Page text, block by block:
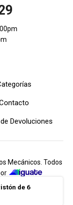
Devoluciones
Mecánicos. Todos
iGuate.com
de 6